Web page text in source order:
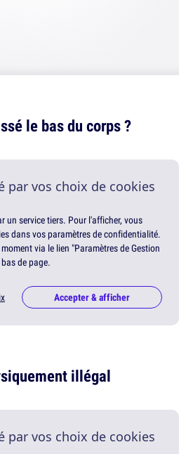
le bas du corps ?
par vos choix de cookies
un service tiers. Pour l'afficher, vous
dans vos paramètres de confidentialité.
via le lien "Paramètres de Gestion
de page.
Accepter & afficher
illégal
par vos choix de cookies